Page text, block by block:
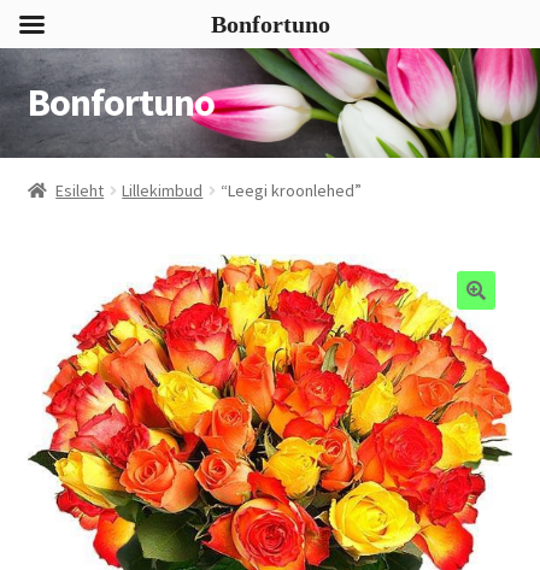
Liigu
navigeerimisele
Liigu
sisu
juurde
Bonfortuno
Esileht Lillekimbud “Leegi kroonlehed”
Bonfortuno